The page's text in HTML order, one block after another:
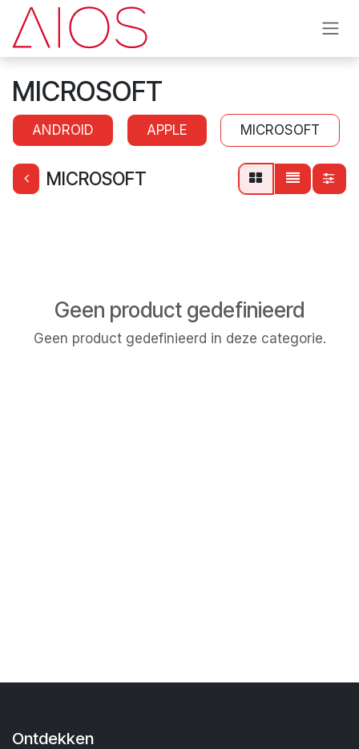
Overslaan naar inhoud
MICROSOFT
ANDROID APPLE MICROSOFT
MICROSOFT
Geen product gedefinieerd
Geen product gedefinieerd in deze categorie.
Ontdekken